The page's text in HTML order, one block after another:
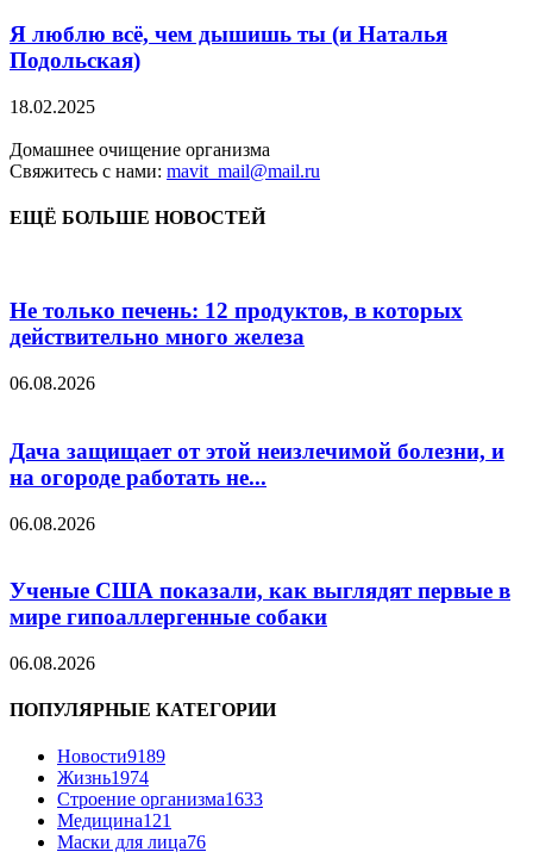
Я люблю всё, чем дышишь ты (и Наталья
Подольская)
18.02.2025
Домашнее очищение организма
Свяжитесь с нами: mavit_mail@mail.ru
ЕЩЁ БОЛЬШЕ НОВОСТЕЙ
Не только печень: 12 продуктов, в которых
действительно много железа
06.08.2026
Дача защищает от этой неизлечимой болезни, и
на огороде работать не...
06.08.2026
Ученые США показали, как выглядят первые в
мире гипоаллергенные собаки
06.08.2026
ПОПУЛЯРНЫЕ КАТЕГОРИИ
Новости9189
Жизнь1974
Строение организма1633
Медицина121
Маски для лица76